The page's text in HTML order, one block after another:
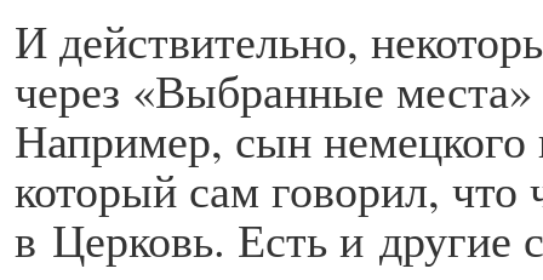
И действительно,
через «Выбранные
Например, сын немецкого
который сам говорил, что
в Церковь. Есть и другие